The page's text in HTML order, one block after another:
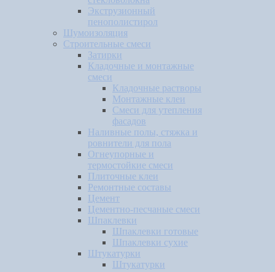
Экструзионный
пенополистирол
Шумоизоляция
Строительные смеси
Затирки
Кладочные и монтажные
смеси
Кладочные растворы
Монтажные клеи
Смеси для утепления
фасадов
Наливные полы, стяжка и
ровнители для пола
Огнеупорные и
термостойкие смеси
Плиточные клеи
Ремонтные составы
Цемент
Цементно-песчаные смеси
Шпаклевки
Шпаклевки готовые
Шпаклевки сухие
Штукатурки
Штукатурки